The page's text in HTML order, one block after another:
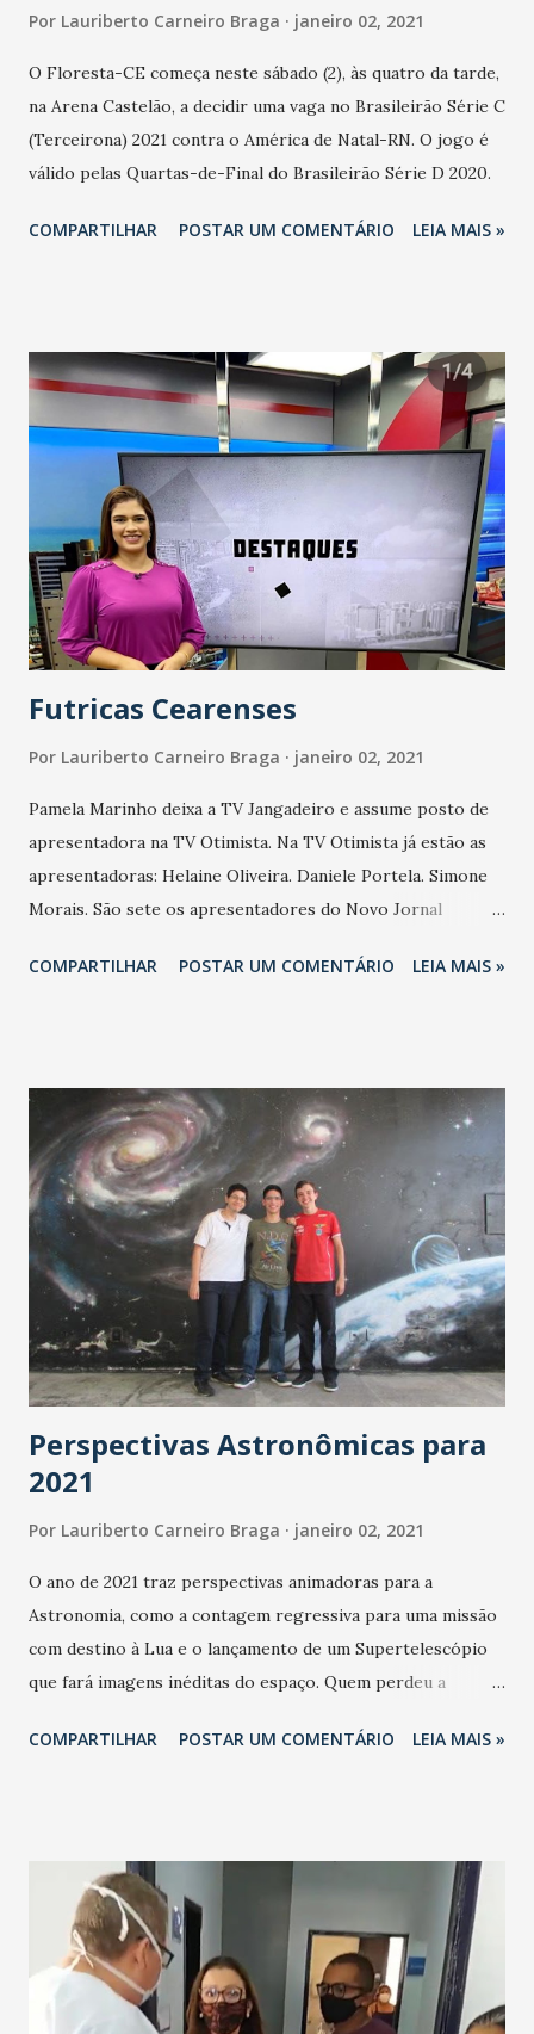
Por Lauriberto Carneiro Braga janeiro 02, 2021
O Floresta-CE começa neste sábado (2), às quatro da tarde,
na Arena Castelão, a decidir uma vaga no Brasileirão Série C
(Terceirona) 2021 contra o América de Natal-RN. O jogo é
válido pelas Quartas-de-Final do Brasileirão Série D 2020.
COMPARTILHAR POSTAR UM COMENTÁRIO LEIA MAIS »
Futricas Cearenses
Por Lauriberto Carneiro Braga janeiro 02, 2021
Pamela Marinho deixa a TV Jangadeiro e assume posto de
apresentadora na TV Otimista. Na TV Otimista já estão as
apresentadoras: Helaine Oliveira. Daniele Portela. Simone
Morais. São sete os apresentadores do Novo Jornal
Mendonça. Karla Moura. Julião Júnior. Nonato Albuquerque.
2021. Depois da saída de Patrícia Nielsen foram testadas
com sucesso para reservas: Biana Alencar. Marina Alcântara.
Nádia Barros. Alana Araújo e Tais Lopes estão na terra e
devem compor a nova programação da TV Terra do Sol na
gestão de José Sarto. E Daniel Viana (Dan) quando será
aproveitado na programação da TV Verdes Mares, após
saída do 'Se Liga'? Letícia Caracas passa a integrar a equipe
do Blog do Edison Silva. Com a reeleição do vereador
Antônio Henrique para presidência da Câmar...
COMPARTILHAR POSTAR UM COMENTÁRIO LEIA MAIS »
Perspectivas Astronômicas para
2021
Por Lauriberto Carneiro Braga janeiro 02, 2021
O ano de 2021 traz perspectivas animadoras para a
Astronomia, como a contagem regressiva para uma missão
com destino à Lua e o lançamento de um Supertelescópio
que fará imagens inéditas do espaço. Quem perdeu a
terá a chance de observar novos fenômenos a partir de 27
possível conferir a famosa chuva de meteoros Geminídeas.
Começa este ano também a contagem regressiva para a
missão Artemis, da Nasa, que deve levar a primeira mulher à
Lua em 2024, com parceria brasileira. Os testes não
tripulados começam este ano, segundo a agência espacial
COMPARTILHAR POSTAR UM COMENTÁRIO LEIA MAIS »